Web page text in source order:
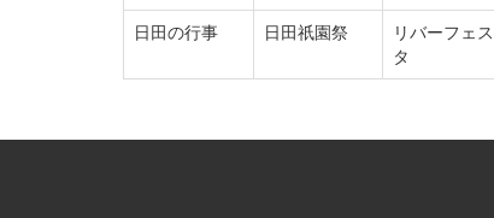
日田の行事 日田祇園祭
リバーフェス
タ